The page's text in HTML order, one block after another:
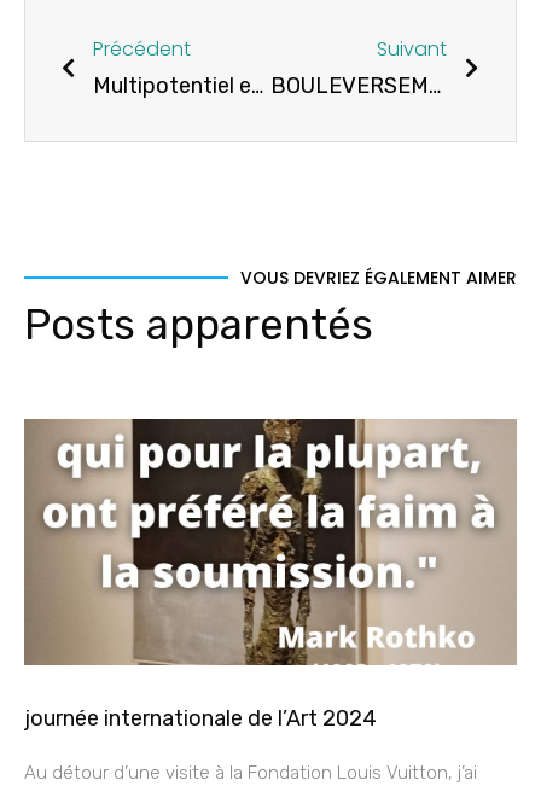
Précédent
Multipotentiel et entrepreneur
Suivant
BOULEVERSEMENT DANS LES GRANDES ÉCOLES
VOUS DEVRIEZ ÉGALEMENT AIMER
Posts apparentés
journée internationale de l’Art 2024
Au détour d’une visite à la Fondation Louis Vuitton, j’ai